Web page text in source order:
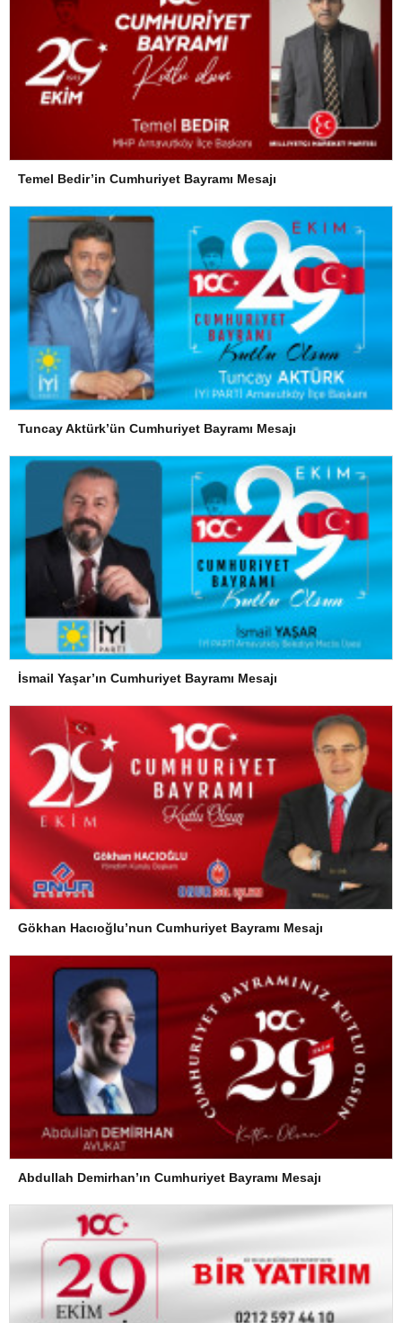
Temel Bedir’in Cumhuriyet Bayramı Mesajı
Tuncay Aktürk’ün Cumhuriyet Bayramı Mesajı
İsmail Yaşar’ın Cumhuriyet Bayramı Mesajı
Gökhan Hacıoğlu’nun Cumhuriyet Bayramı Mesajı
Abdullah Demirhan’ın Cumhuriyet Bayramı Mesajı